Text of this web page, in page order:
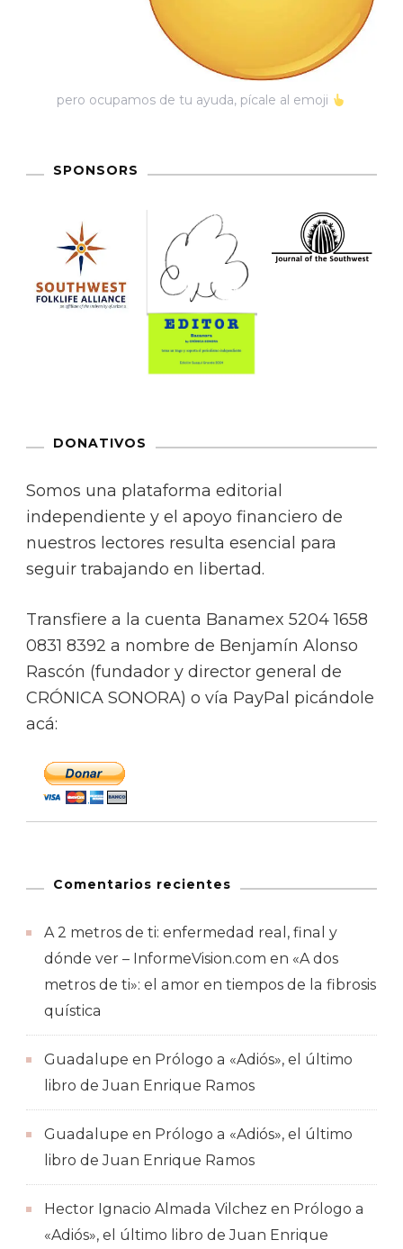
pero ocupamos de tu ayuda, pícale al emoji
SPONSORS
DONATIVOS
Somos una plataforma editorial
independiente y el apoyo financiero de
nuestros lectores resulta esencial para
seguir trabajando en libertad.
Transfiere a la cuenta Banamex 5204 1658
0831 8392 a nombre de Benjamín Alonso
Rascón (fundador y director general de
CRÓNICA SONORA) o vía PayPal picándole
acá:
Comentarios recientes
A 2 metros de ti: enfermedad real, final y
dónde ver – InformeVision.com en «A dos
metros de ti»: el amor en tiempos de la fibrosis
quística
Guadalupe en Prólogo a «Adiós», el último
libro de Juan Enrique Ramos
Guadalupe en Prólogo a «Adiós», el último
libro de Juan Enrique Ramos
Hector Ignacio Almada Vilchez en Prólogo a
«Adiós», el último libro de Juan Enrique